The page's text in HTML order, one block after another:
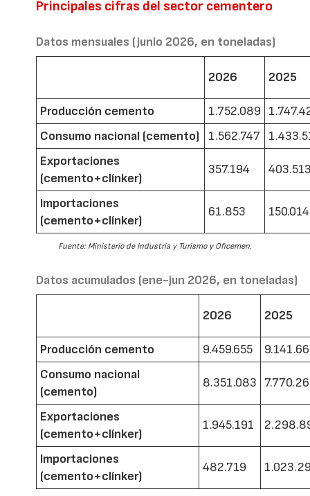
Principales cifras del sector cementero
Datos mensuales (junio 2026, en toneladas)
2026 2025
Producción cemento 1.752.089
Consumo nacional (cemento)
1.562.747
Exportaciones
(cemento+clínker)
357.194
Importaciones
(cemento+clínker)
61.853 150.014
Fuente: Ministerio de Industria y Turismo y Oficemen.
Datos acumulados (ene-jun 2026, en toneladas)
2026 2025
Producción cemento 9.459.655
Consumo nacional
(cemento)
8.351.083
Exportaciones
(cemento+clínker)
1.945.191
Importaciones
(cemento+clínker)
482.719